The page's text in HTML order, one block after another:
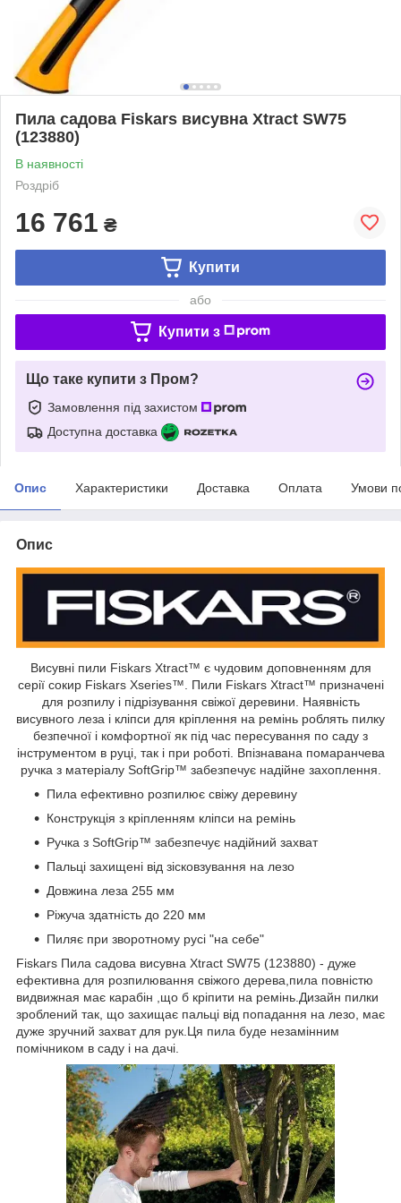
Пила садова Fiskars висувна Xtract SW75
(123880)
В наявності
Роздріб
16 761 ₴
Купити
або
Купити з
Що таке купити з Пром?
Замовлення під захистом
Доступна доставка
Опис Характеристики Доставка Оплата Умови
Опис
Висувні пили Fiskars Xtract™ є чудовим доповненням для
серії сокир Fiskars Xseries™. Пили Fiskars Xtract™ призначені
для розпилу і підрізування свіжої деревини. Наявність
висувного леза і кліпси для кріплення на ремінь роблять пилку
безпечної і комфортної як під час пересування по саду з
інструментом в руці, так і при роботі. Впізнавана помаранчева
ручка з матеріалу SoftGrip™ забезпечує надійне захоплення.
Пила ефективно розпилює свіжу деревину
Конструкція з кріпленням кліпси на ремінь
Ручка з SoftGrip™ забезпечує надійний захват
Пальці захищені від зісковзування на лезо
Довжина леза 255 мм
Ріжуча здатність до 220 мм
Пиляє при зворотному русі "на себе"
Fiskars Пила садова висувна Xtract SW75 (123880) - дуже
ефективна для розпилювання свіжого дерева,пила повністю
видвижная має карабін ,що б кріпити на ремінь.Дизайн пилки
зроблений так, що захищає пальці від попадання на лезо, має
дуже зручний захват для рук.Ця пила буде незамінним
помічником в саду і на дачі.